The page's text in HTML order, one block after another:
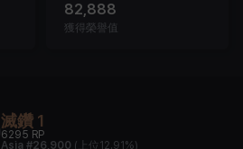
82,888
獲得榮譽值
滅鑽 1
6295 RP
Asia #26,900 ( 上位12.91%)